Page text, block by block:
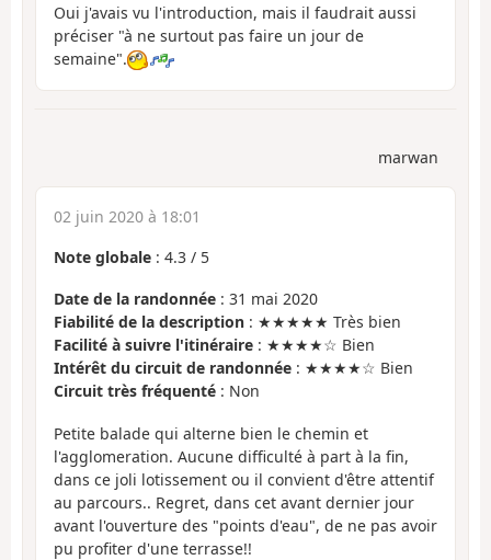
Oui j'avais vu l'introduction, mais il faudrait aussi
préciser "à ne surtout pas faire un jour de
semaine".
marwan
02 juin 2020 à 18:01
Note globale : 4.3 / 5
Date de la randonnée : 31 mai 2020
Fiabilité de la description : ★★★★★ Très bien
Facilité à suivre l'itinéraire : ★★★★☆ Bien
Intérêt du circuit de randonnée : ★★★★☆ Bien
Circuit très fréquenté : Non
Petite balade qui alterne bien le chemin et
l'agglomeration. Aucune difficulté à part à la fin,
dans ce joli lotissement ou il convient d'être attentif
au parcours.. Regret, dans cet avant dernier jour
avant l'ouverture des "points d'eau", de ne pas avoir
pu profiter d'une terrasse!!